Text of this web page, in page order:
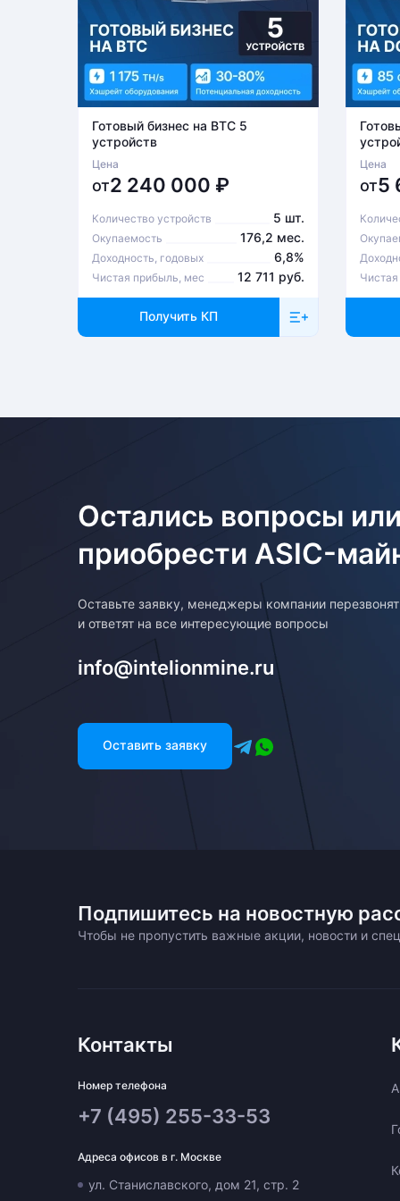
Готовый бизнес на BTC 5
устройств
Цена
от2 240 000 ₽
Количество устройств 5 шт.
Окупаемость 176,2 мес.
Доходность, годовых 6,8%
Чистая прибыль, мес 12 711 руб.
Получить КП
Цена
от5
Остались вопросы
приобрести ASIC-
Оставьте заявку, менеджеры компании
и ответят на все интересующие вопросы
info@intelionmine.ru
Оставить заявку
Подпишитесь на новостную
Чтобы не пропустить важные акции, новости и
Контакты
Номер телефона
+7 (495) 255-33-53
Адреса офисов в г. Москве
ул. Станиславского, дом 21, стр. 2